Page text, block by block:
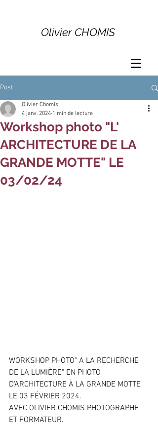
Olivier CHOMIS
Post
Workshop photo "L'
ARCHITECTURE DE LA
GRANDE MOTTE" LE
03/02/24
Olivier Chomis
4 janv. 2024 1 min de lecture
WORKSHOP PHOTO" A LA RECHERCHE
DE LA LUMIÈRE" EN PHOTO
D'ARCHITECTURE À LA GRANDE MOTTE
LE 03 FÉVRIER 2024.
AVEC OLIVIER CHOMIS PHOTOGRAPHE
ET FORMATEUR.